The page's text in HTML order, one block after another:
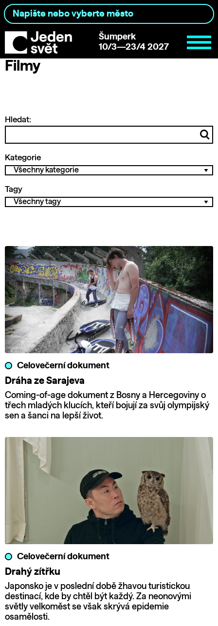
Šumperk
10/3—23/4 2027
Filmy
Hledat:
Kategorie
Tagy
Celovečerní dokument
Dráha ze Sarajeva
Coming-of-age dokument z Bosny a Hercegoviny o
třech mladých klucích, kteří bojují za svůj olympijský
sen a šanci na lepší život.
Celovečerní dokument
Drahý zítřku
Japonsko je v poslední době žhavou turistickou
destinací, kde by chtěl být každý. Za neonovými
světly velkoměst se však skrývá epidemie
osamělosti.